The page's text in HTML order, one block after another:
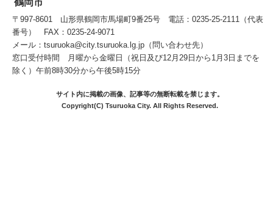
鶴岡市
〒997-8601 山形県鶴岡市馬場町9番25号 電話：0235-25-2111（代表
番号） FAX：0235-24-9071
メール：tsuruoka@city.tsuruoka.lg.jp（問い合わせ先）
窓口受付時間 月曜から金曜日（祝日及び12月29日から1月3日までを
除く）午前8時30分から午後5時15分
サイト内に掲載の画像、記事等の無断転載を禁じます。
Copyright(C) Tsuruoka City. All Rights Reserved.